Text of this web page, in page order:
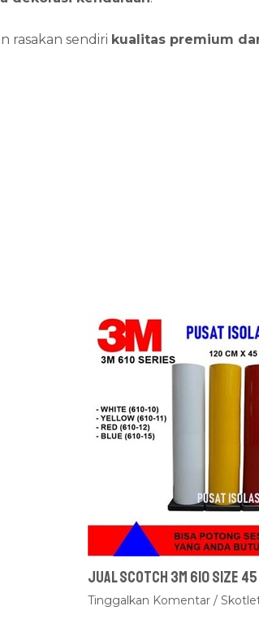
rasakan sendiri kualitas premium
Jual Scotch 3M 610 Size
Tinggalkan Komentar /